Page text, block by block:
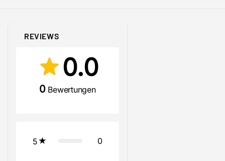
REVIEWS
0.0
0 Bewertungen
5 0